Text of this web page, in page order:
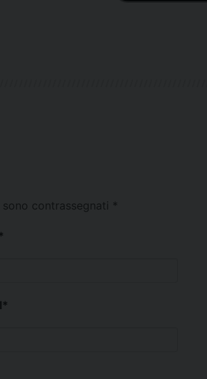
contrassegnati *
*
*